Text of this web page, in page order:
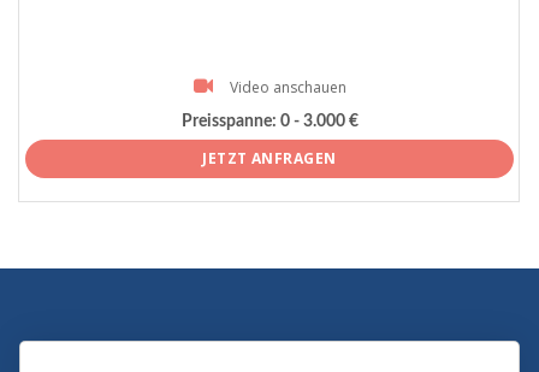
Video anschauen
Preisspanne: 0 - 3.000 €
JETZT ANFRAGEN